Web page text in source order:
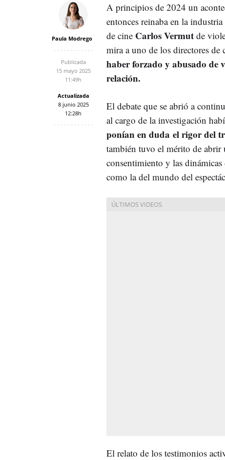
Paula Modrego
Publicada
15 mayo 2025
11:49h
Actualizada
8 junio 2025
12:28h
A principios de 2024 un
entonces reinaba en la
de cine Carlos Vermut de
mira a uno de los directores de
haber forzado y abusado de
relación.
El debate que se abrió a
al cargo de la investigación
ponían en duda el rigor del
también tuvo el mérito de abrir
consentimiento y las
como la del mundo del
El relato de los testimonios